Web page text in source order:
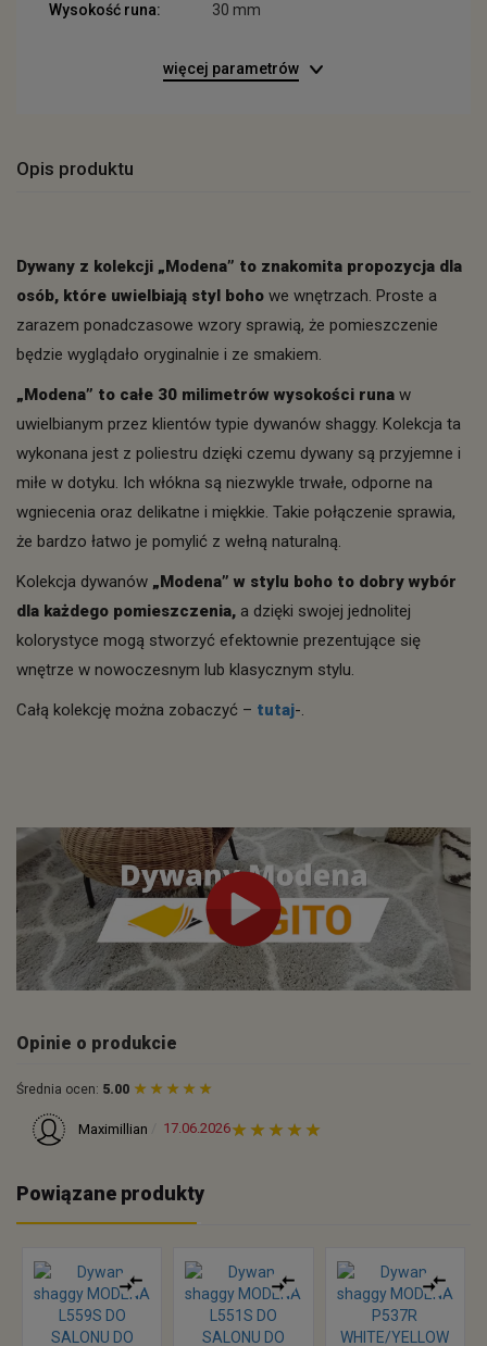
Wysokość runa:
30 mm
więcej parametrów
Opis produktu
Dywany z kolekcji „Modena” to znakomita propozycja dla
osób, które uwielbiają styl boho we wnętrzach. Proste a
zarazem ponadczasowe wzory sprawią, że pomieszczenie
będzie wyglądało oryginalnie i ze smakiem.
„Modena” to całe 30 milimetrów wysokości runa w
uwielbianym przez klientów typie dywanów shaggy. Kolekcja ta
wykonana jest z poliestru dzięki czemu dywany są przyjemne i
miłe w dotyku. Ich włókna są niezwykle trwałe, odporne na
wgniecenia oraz delikatne i miękkie. Takie połączenie sprawia,
że bardzo łatwo je pomylić z wełną naturalną.
Kolekcja dywanów „Modena” w stylu boho to dobry wybór
dla każdego pomieszczenia, a dzięki swojej jednolitej
kolorystyce mogą stworzyć efektownie prezentujące się
wnętrze w nowoczesnym lub klasycznym stylu.
Całą kolekcję można zobaczyć – tutaj-.
Opinie o produkcie
Średnia ocen: 5.00
Maximillian 17.06.2026
Powiązane produkty